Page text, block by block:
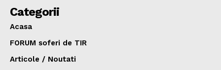
Categorii
Acasa
FORUM soferi de TIR
Articole / Noutati